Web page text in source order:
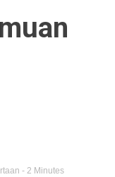
- 2 Minutes